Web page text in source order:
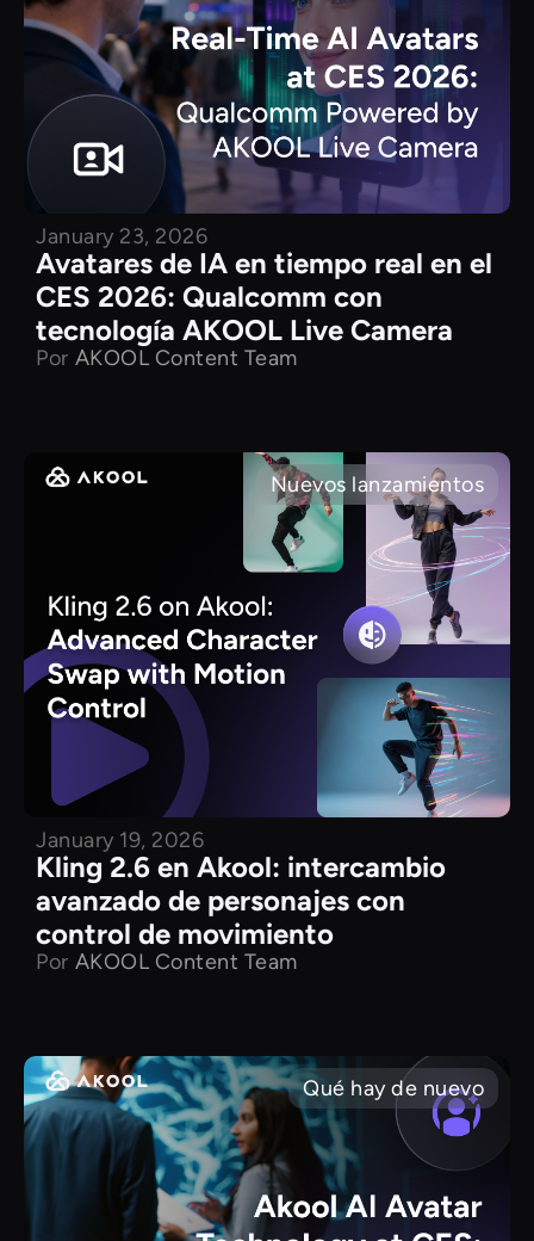
January 23, 2026
Avatares de IA en tiempo real en el
CES 2026: Qualcomm con
tecnología AKOOL Live Camera
Por AKOOL Content Team
Nuevos lanzamientos
January 19, 2026
Kling 2.6 en Akool: intercambio
avanzado de personajes con
control de movimiento
Por AKOOL Content Team
Qué hay de nuevo